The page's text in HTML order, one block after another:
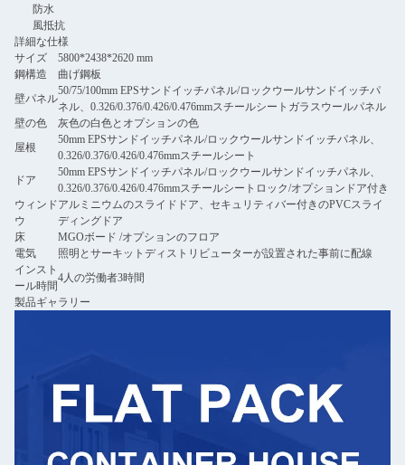
防水
風抵抗
詳細な仕様
サイズ
5800*2438*2620 mm
鋼構造
曲げ鋼板
壁パネル
50/75/100mm EPSサンドイッチパネル/ロックウールサンドイッチパ
ネル、0.326/0.376/0.426/0.476mmスチールシートガラスウールパネル
壁の色
灰色の白色とオプションの色
屋根
50mm EPSサンドイッチパネル/ロックウールサンドイッチパネル、
0.326/0.376/0.426/0.476mmスチールシート
ドア
50mm EPSサンドイッチパネル/ロックウールサンドイッチパネル、
0.326/0.376/0.426/0.476mmスチールシートロック/オプションドア付き
ウィンド
ウ
アルミニウムのスライドドア、セキュリティバー付きのPVCスライ
ディングドア
床
MGOボード /オプションのフロア
電気
照明とサーキットディストリビューターが設置された事前に配線
インスト
ール時間
4人の労働者3時間
製品ギャラリー